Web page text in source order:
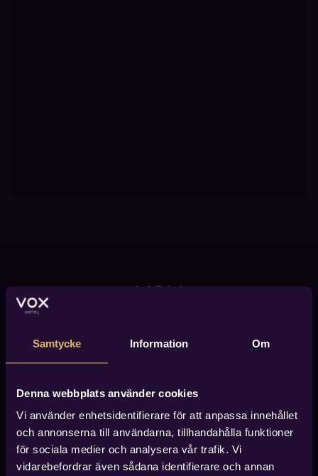
Samtycke Information Om
Denna webbplats använder cookies
Vi använder enhetsidentifierare för att anpassa innehållet
och annonserna till användarna, tillhandahålla funktioner
för sociala medier och analysera vår trafik. Vi
vidarebefordrar även sådana identifierare och annan
Om hotellet
Möten & konferens
Hållbarhet